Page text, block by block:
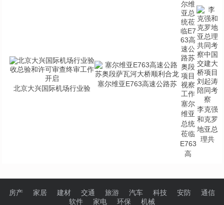
北京大兴国际机场行业验
塞尔维亚E763高速公路苏
塞尔
维亚
总统
莅临
E763
高
李克强
和克罗
地亚总
理共
房产 家居 建材 交通 旅游 汽车 科技 安防
通信
软件
家电 环保 机械